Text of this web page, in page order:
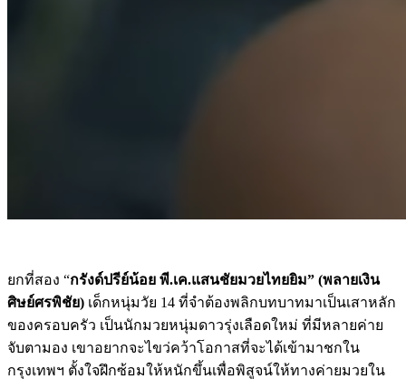
ยกที่สอง “กรังด์ปรีย์น้อย พี.เค.แสนชัยมวยไทยยิม” (พลายเงิน
ศิษย์ศรพิชัย) เด็กหนุ่มวัย 14 ที่จำต้องพลิกบทบาทมาเป็นเสาหลัก
ของครอบครัว เป็นนักมวยหนุ่มดาวรุ่งเลือดใหม่ ที่มีหลายค่าย
จับตามอง เขาอยากจะไขว่คว้าโอกาสที่จะได้เข้ามาชกใน
กรุงเทพฯ ตั้งใจฝึกซ้อมให้หนักขึ้นเพื่อพิสูจน์ให้ทางค่ายมวยใน